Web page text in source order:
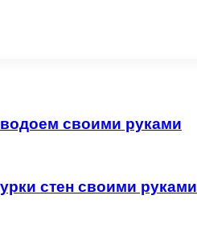
своими руками
стен своими руками